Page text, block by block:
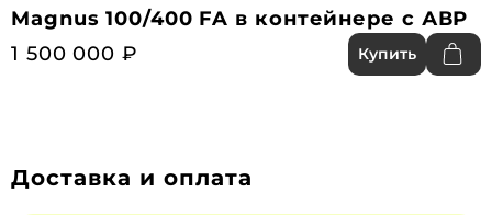
Magnus 100/400 FA в контейнере с АВР
1 500 000 ₽
Купить
Доставка и оплата